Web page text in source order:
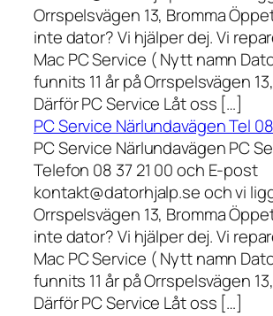
Orrspelsvägen 13, Bromma
inte dator? Vi hjälper dej. Vi
Mac PC Service ( Nytt namn
funnits 11 år på Orrspelsvägen
Därför PC Service Låt oss […]
PC Service Närlundavägen Tel
PC Service Närlundavägen PC
Telefon 08 37 21 00 och E-post
kontakt@datorhjalp.se och vi
Orrspelsvägen 13, Bromma
inte dator? Vi hjälper dej. Vi
Mac PC Service ( Nytt namn
funnits 11 år på Orrspelsvägen
Därför PC Service Låt oss […]